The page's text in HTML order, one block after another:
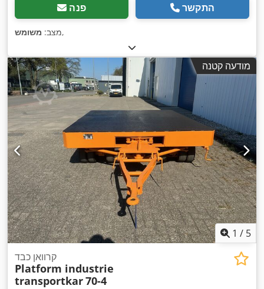
פנה התקשר
מצב: משומש ,
מודעה קטנה
1 / 5
קרוואן כבד
Platform industrie
transportkar70-4